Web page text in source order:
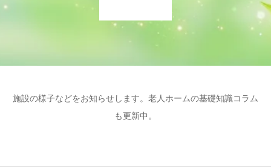
施設の様子などをお知らせします。老人ホームの基礎知識コラム
も更新中。
会社概要